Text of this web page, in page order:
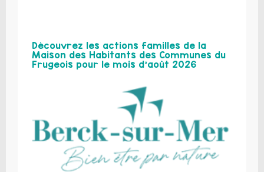
Découvrez les actions familles de la
Maison des Habitants des Communes du
Frugeois pour le mois d’août 2026